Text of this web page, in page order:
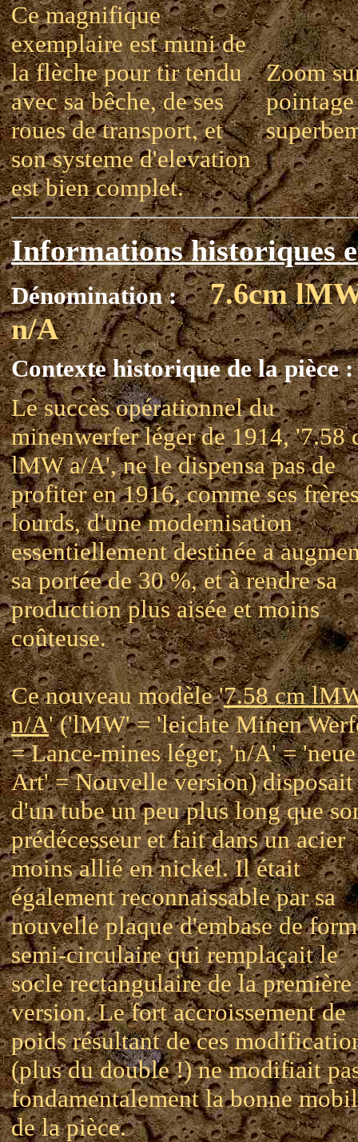
Ce magnifique
exemplaire est muni de
la flèche pour tir tendu
avec sa bêche, de ses
roues de transport, et
son systeme d'elevation
est bien complet.
Zoom
Informations historiques
Dénomination :
7.6cm
n/A
Contexte historique de la pièce :
Le succès opérationnel du
minenwerfer léger de 1914, '7.58
lMW a/A', ne le dispensa pas de
profiter en 1916, comme ses
lourds, d'une modernisation
essentiellement destinée a
sa portée de 30 %, et à rendre sa
production plus aisée et moins
coûteuse.
Ce nouveau modèle '7.58 cm
n/A' ('lMW' = 'leichte Minen
= Lance-mines léger, 'n/A' = 'neue
Art' = Nouvelle version) disposait
d'un tube un peu plus long que
prédécesseur et fait dans un acier
moins allié en nickel. Il était
également reconnaissable par sa
nouvelle plaque d'embase de
semi-circulaire qui remplaçait le
socle rectangulaire de la première
version. Le fort accroissement de
poids résultant de ces
(plus du double !) ne modifiait
fondamentalement la bonne
de la pièce.